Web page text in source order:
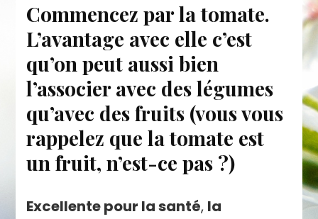
Commencez par la tomate.
L’avantage avec elle c’est
qu’on peut aussi bien
l’associer avec des légumes
qu’avec des fruits (vous vous
rappelez que la tomate est
un fruit, n’est-ce pas ?)
Excellente pour la santé, la